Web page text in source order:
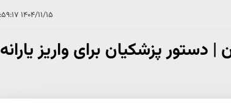
۱۴۰۴/۱۱/۱۵ ۰۹:۵۹:۱۷
| دستور پزشکیان برای واریز یارانه